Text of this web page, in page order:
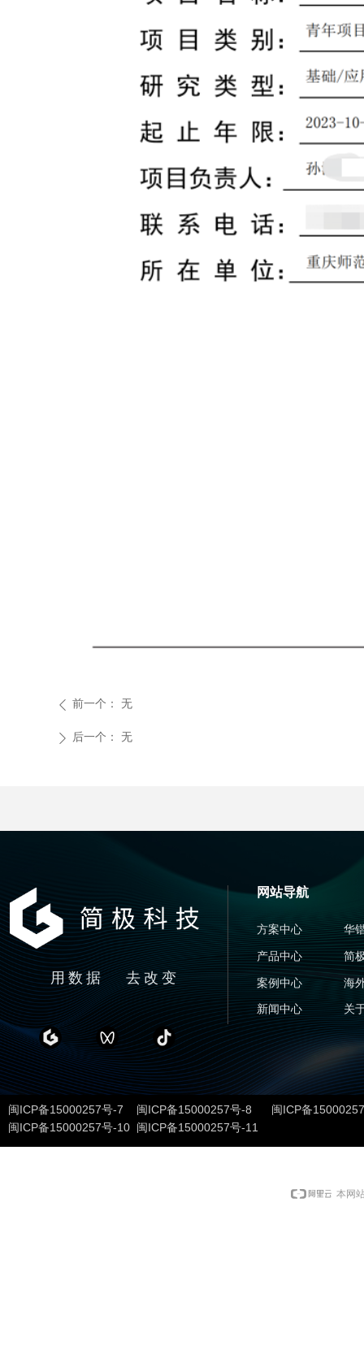
ꄴ 前一个： 无
ꄲ 后一个： 无
网站导航
方案中心
产品中心
案例中心
新闻中心
华
简
海
关
用数据 去改变
闽ICP备15000257号-7 闽ICP备15000257号-8 闽ICP备
闽ICP备15000257号-10 闽ICP备15000257号-11
本网